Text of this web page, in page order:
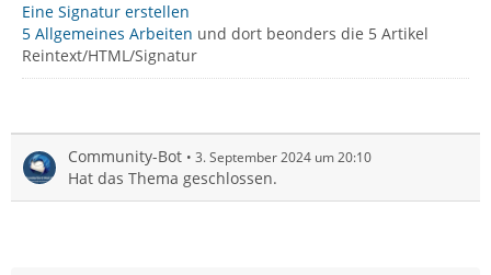
Eine Signatur erstellen
5 Allgemeines Arbeiten und dort beonders die 5 Artikel
Reintext/HTML/Signatur
Community-Bot 3. September 2024 um 20:10
Hat das Thema geschlossen.